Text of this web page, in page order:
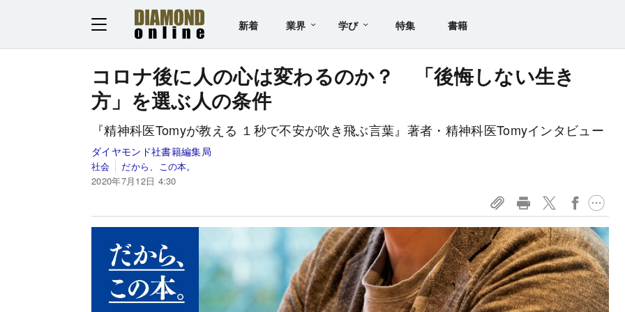
新着 業界 学び 特集 書籍
コロナ後に人の心は変わるのか？ 「後悔しない生き
方」を選ぶ人の条件
『精神科医Tomyが教える １秒で不安が吹き飛ぶ言葉』著者・精神科医Tomyインタビュー
ダイヤモンド社書籍編集局
社会
だから、この本。
2020年7月12日 4:30